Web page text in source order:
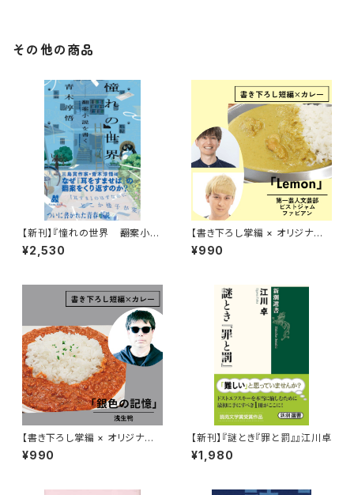
その他の商品
【新刊】『憧れの世界 ――翻案小説
を書く』青木淳悟
¥2,530
【書き下ろし掌編 × オリジナル
レトルトカレー】第一芸人文芸
部・ピストジャム＆ファビアン『華
¥990
【書き下ろし掌編 × オリジナル
レトルトカレー】浅生鴨『華麗に
文学をすくう？「銀色の記憶」』
¥990
【新刊】『謎とき『罪と罰』』江川卓
¥1,980